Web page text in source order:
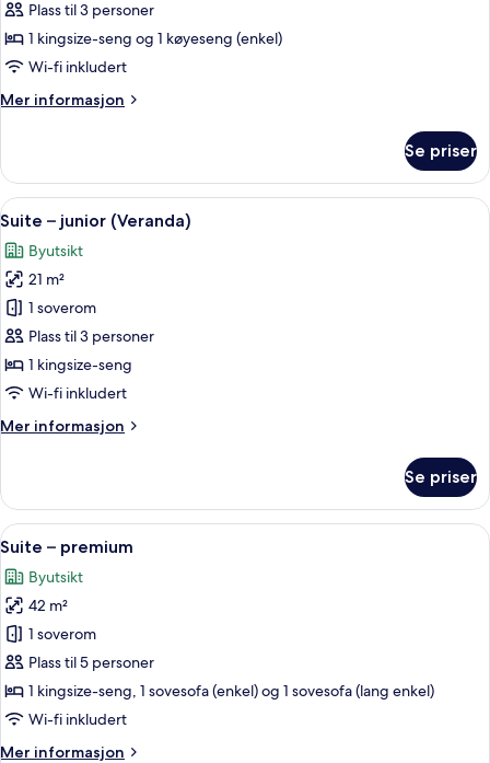
–
deluxe
Plass til 3 personer
1 kingsize-seng og 1 køyeseng (enkel)
Wi-fi inkludert
Mer informasjon
Mer
–
deluxe
Se priser
Åpne
alle
bildene
av
Suite
–
junior
(Veranda)
5
Suite – junior (Veranda)
Byutsikt
21 m²
1 soverom
Plass til 3 personer
1 kingsize-seng
Wi-fi inkludert
Mer informasjon
Mer
–
junior
(Veranda)
Se priser
Åpne
alle
bildene
av
Suite
–
premium
Sengetøy i egyptisk bomull,
9
Suite – premium
Byutsikt
42 m²
1 soverom
Plass til 5 personer
1 kingsize-seng, 1 sovesofa (enkel) og 1 sovesofa (lang enkel)
Wi-fi inkludert
Mer informasjon
Mer